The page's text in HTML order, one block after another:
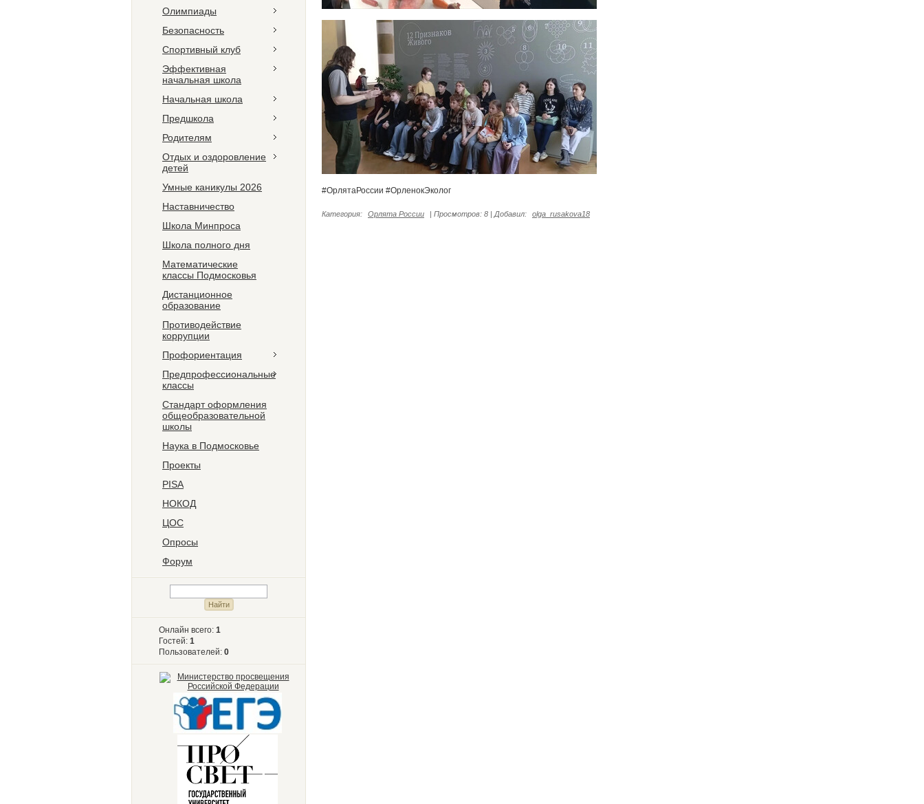
Олимпиады
Безопасность
Спортивный клуб
Эффективная
начальная школа
Начальная школа
Предшкола
Родителям
Отдых и оздоровление
детей
Умные каникулы 2026
Наставничество
Школа Минпроса
Школа полного дня
Математические
классы Подмосковья
Дистанционное
образование
Противодействие
коррупции
Профориентация
Предпрофессиональные
классы
Стандарт оформления
общеобразовательной
школы
Наука в Подмосковье
Проекты
PISA
НОКОД
ЦОС
Опросы
Форум
Онлайн всего: 1
Гостей: 1
Пользователей: 0
#ОрлятаРоссии #ОрленокЭколог
Категория: Орлята России | Просмотров: 8 | Добавил: olga_rusakova18